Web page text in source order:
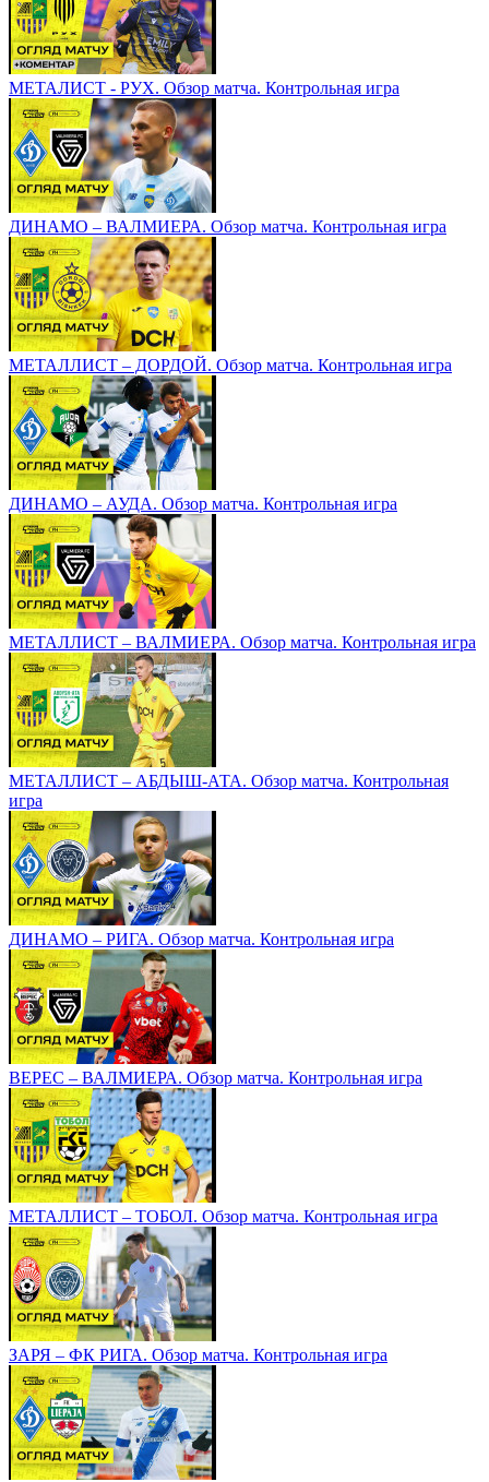
МЕТАЛИСТ - РУХ. Обзор матча. Контрольная игра
ДИНАМО – ВАЛМИЕРА. Обзор матча. Контрольная игра
МЕТАЛЛИСТ – ДОРДОЙ. Обзор матча. Контрольная игра
ДИНАМО – АУДА. Обзор матча. Контрольная игра
МЕТАЛЛИСТ – ВАЛМИЕРА. Обзор матча. Контрольная игра
МЕТАЛЛИСТ – АБДЫШ-АТА. Обзор матча. Контрольная
игра
ДИНАМО – РИГА. Обзор матча. Контрольная игра
ВЕРЕС – ВАЛМИЕРА. Обзор матча. Контрольная игра
МЕТАЛЛИСТ – ТОБОЛ. Обзор матча. Контрольная игра
ЗАРЯ – ФК РИГА. Обзор матча. Контрольная игра